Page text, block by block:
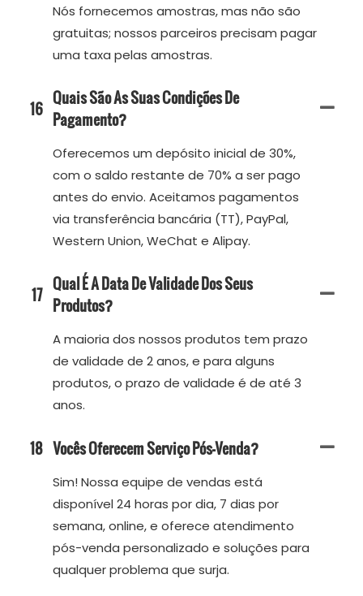
Nós fornecemos amostras, mas não são
gratuitas; nossos parceiros precisam pagar
uma taxa pelas amostras.
16 Quais São As Suas Condições De
Pagamento?
Oferecemos um depósito inicial de 30%,
com o saldo restante de 70% a ser pago
antes do envio. Aceitamos pagamentos
via transferência bancária (TT), PayPal,
Western Union, WeChat e Alipay.
17 Qual É A Data De Validade Dos Seus
Produtos?
A maioria dos nossos produtos tem prazo
de validade de 2 anos, e para alguns
produtos, o prazo de validade é de até 3
anos.
18 Vocês Oferecem Serviço Pós-Venda?
Sim! Nossa equipe de vendas está
disponível 24 horas por dia, 7 dias por
semana, online, e oferece atendimento
pós-venda personalizado e soluções para
qualquer problema que surja.